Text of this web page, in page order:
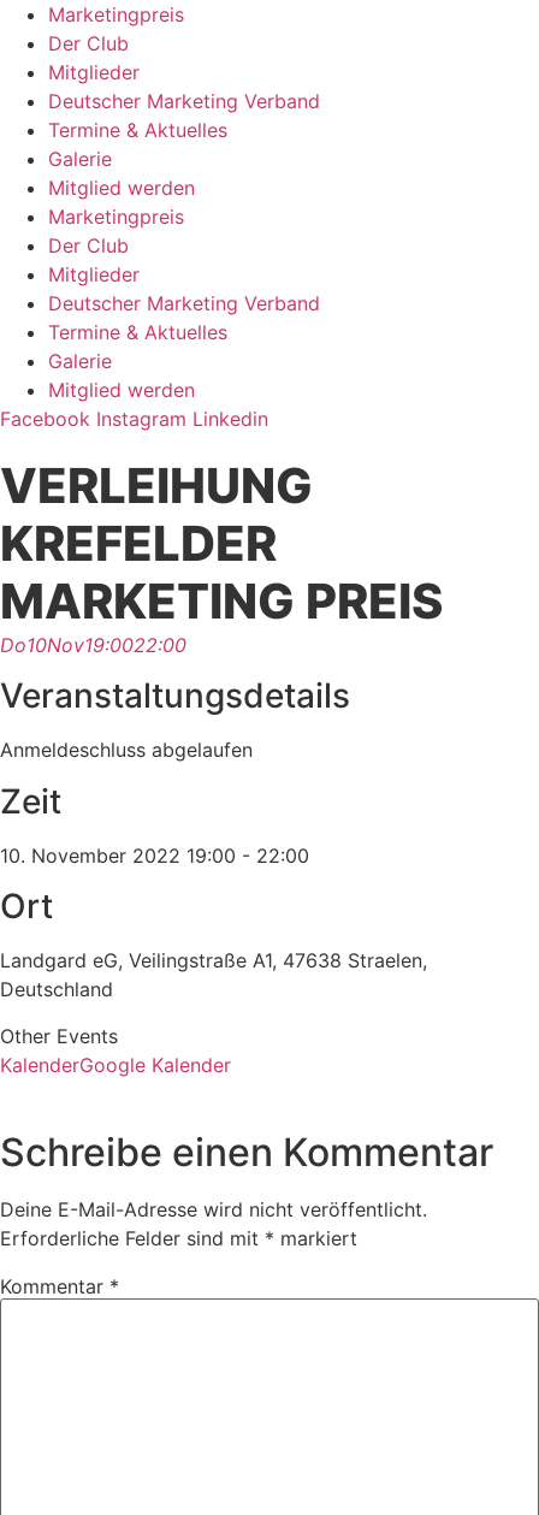
Zum
Inhalt
springen
Marketingpreis
Der Club
Mitglieder
Deutscher Marketing Verband
Termine & Aktuelles
Galerie
Mitglied werden
Marketingpreis
Der Club
Mitglieder
Deutscher Marketing Verband
Termine & Aktuelles
Galerie
Mitglied werden
Facebook Instagram Linkedin
VERLEIHUNG
KREFELDER
MARKETING PREIS
Do10Nov19:0022:00
Veranstaltungsdetails
Anmeldeschluss abgelaufen
Zeit
10. November 2022 19:00 - 22:00
Ort
Landgard eG, Veilingstraße A1, 47638 Straelen,
Deutschland
Other Events
KalenderGoogle Kalender
Schreibe einen Kommentar
Deine E-Mail-Adresse wird nicht veröffentlicht.
Erforderliche Felder sind mit * markiert
Kommentar *